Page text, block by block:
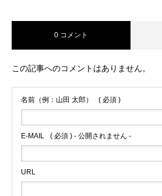
0 コメント
この記事へのコメントはありません。
名前（例：山田 太郎） ( 必須 )
E-MAIL ( 必須 ) - 公開されません -
URL